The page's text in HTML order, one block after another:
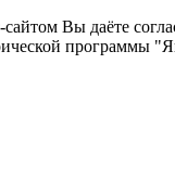
Вы даёте
программы